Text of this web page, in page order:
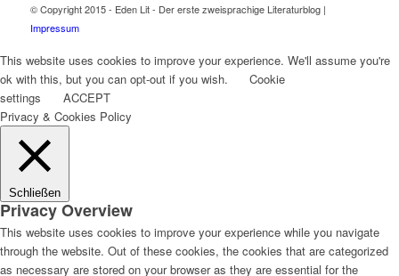
© Copyright 2015 - Eden Lit - Der erste zweisprachige Literaturblog |
Impressum
This website uses cookies to improve your experience. We'll assume you're
ok with this, but you can opt-out if you wish.
Cookie
settings
ACCEPT
Privacy & Cookies Policy
Schließen
Privacy Overview
This website uses cookies to improve your experience while you navigate
through the website. Out of these cookies, the cookies that are categorized
as necessary are stored on your browser as they are essential for the